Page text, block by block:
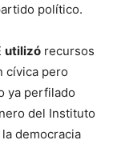
político.
utilizó recursos
cívica pero
ya perfilado
del Instituto
democracia